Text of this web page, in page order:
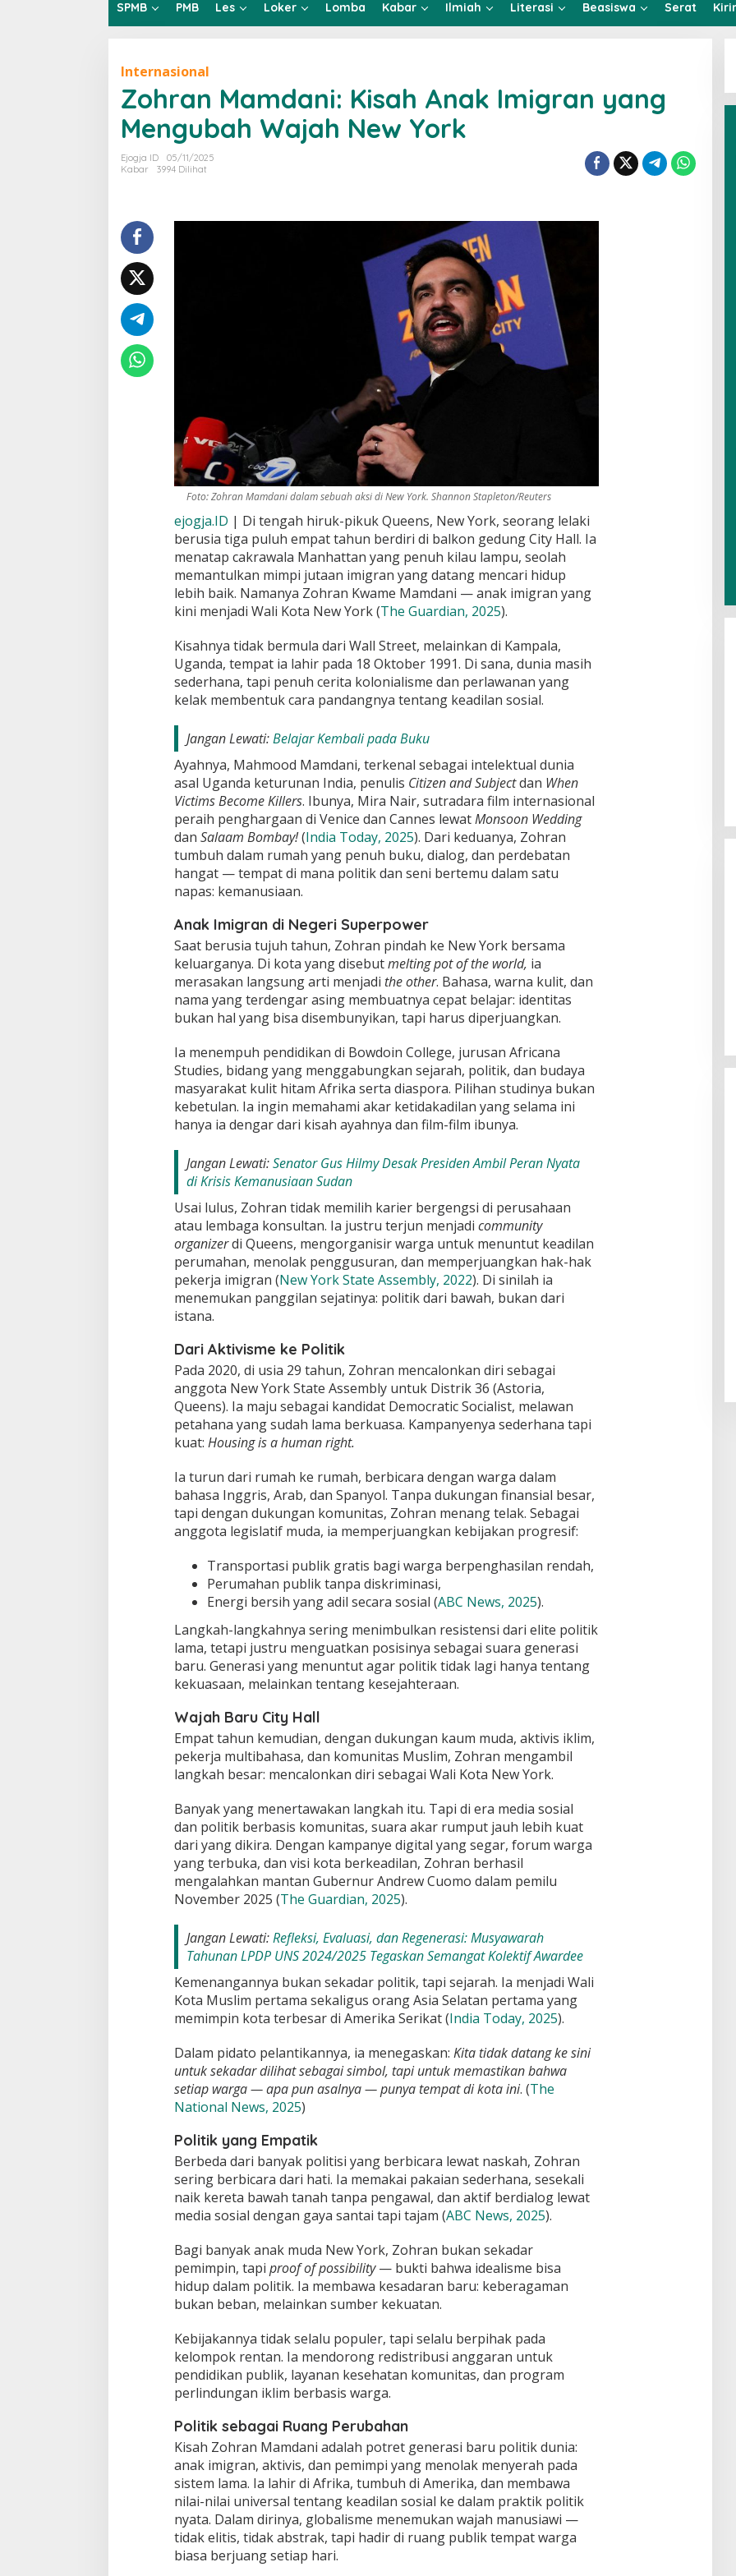
SPMB PMB Les Loker Lomba Kabar Ilmiah Literasi Beasiswa Serat
Internasional
Zohran Mamdani: Kisah Anak Imigran yang
Mengubah Wajah New York
Ejogja ID
05/11/2025
Kabar
3994 Dilihat
Foto: Zohran Mamdani dalam sebuah aksi di New York. Shannon Stapleton/Reuters
ejogja.ID | Di tengah hiruk-pikuk Queens, New York, seorang lelaki
berusia tiga puluh empat tahun berdiri di balkon gedung City Hall. Ia
menatap cakrawala Manhattan yang penuh kilau lampu, seolah
memantulkan mimpi jutaan imigran yang datang mencari hidup
lebih baik. Namanya Zohran Kwame Mamdani — anak imigran yang
kini menjadi Wali Kota New York (The Guardian, 2025).
Kisahnya tidak bermula dari Wall Street, melainkan di Kampala,
Uganda, tempat ia lahir pada 18 Oktober 1991. Di sana, dunia masih
sederhana, tapi penuh cerita kolonialisme dan perlawanan yang
kelak membentuk cara pandangnya tentang keadilan sosial.
Jangan Lewati:Belajar Kembali pada Buku
Ayahnya, Mahmood Mamdani, terkenal sebagai intelektual dunia
asal Uganda keturunan India, penulis Citizen and Subjectdan When
Victims Become Killers. Ibunya, Mira Nair, sutradara film internasional
peraih penghargaan di Venice dan Cannes lewatMonsoon Wedding
dan Salaam Bombay!(India Today, 2025). Dari keduanya, Zohran
tumbuh dalam rumah yang penuh buku, dialog, dan perdebatan
hangat — tempat di mana politik dan seni bertemu dalam satu
napas: kemanusiaan.
Anak Imigran di Negeri Superpower
Saat berusia tujuh tahun, Zohran pindah ke New York bersama
keluarganya. Di kota yang disebutmelting pot of the world, ia
merasakan langsung arti menjadi the other. Bahasa, warna kulit, dan
nama yang terdengar asing membuatnya cepat belajar: identitas
bukan hal yang bisa disembunyikan, tapi harus diperjuangkan.
Ia menempuh pendidikan di Bowdoin College, jurusan Africana
Studies, bidang yang menggabungkan sejarah, politik, dan budaya
masyarakat kulit hitam Afrika serta diaspora. Pilihan studinya bukan
kebetulan. Ia ingin memahami akar ketidakadilan yang selama ini
hanya ia dengar dari kisah ayahnya dan film-film ibunya.
Jangan Lewati:Senator Gus Hilmy Desak Presiden Ambil Peran Nyata
di Krisis Kemanusiaan Sudan
Usai lulus, Zohran tidak memilih karier bergengsi di perusahaan
atau lembaga konsultan. Ia justru terjun menjadi community
organizerdi Queens, mengorganisir warga untuk menuntut keadilan
perumahan, menolak penggusuran, dan memperjuangkan hak-hak
pekerja imigran (New York State Assembly, 2022). Di sinilah ia
menemukan panggilan sejatinya: politik dari bawah, bukan dari
istana.
Dari Aktivisme ke Politik
Pada 2020, di usia 29 tahun, Zohran mencalonkan diri sebagai
anggota New York State Assembly untuk Distrik 36 (Astoria,
Queens). Ia maju sebagai kandidat Democratic Socialist, melawan
petahana yang sudah lama berkuasa. Kampanyenya sederhana tapi
kuat: Housing is a human right.
Ia turun dari rumah ke rumah, berbicara dengan warga dalam
bahasa Inggris, Arab, dan Spanyol. Tanpa dukungan finansial besar,
tapi dengan dukungan komunitas, Zohran menang telak. Sebagai
anggota legislatif muda, ia memperjuangkan kebijakan progresif:
Transportasi publik gratis bagi warga berpenghasilan rendah,
Perumahan publik tanpa diskriminasi,
Energi bersih yang adil secara sosial (ABC News, 2025).
Langkah-langkahnya sering menimbulkan resistensi dari elite politik
lama, tetapi justru menguatkan posisinya sebagai suara generasi
baru. Generasi yang menuntut agar politik tidak lagi hanya tentang
kekuasaan, melainkan tentang kesejahteraan.
Wajah Baru City Hall
Empat tahun kemudian, dengan dukungan kaum muda, aktivis iklim,
pekerja multibahasa, dan komunitas Muslim, Zohran mengambil
langkah besar: mencalonkan diri sebagai Wali Kota New York.
Banyak yang menertawakan langkah itu. Tapi di era media sosial
dan politik berbasis komunitas, suara akar rumput jauh lebih kuat
dari yang dikira. Dengan kampanye digital yang segar, forum warga
yang terbuka, dan visi kota berkeadilan, Zohran berhasil
mengalahkan mantan Gubernur Andrew Cuomo dalam pemilu
November 2025 (The Guardian, 2025).
Jangan Lewati:Refleksi, Evaluasi, dan Regenerasi: Musyawarah
Tahunan LPDP UNS 2024/2025 Tegaskan Semangat Kolektif Awardee
Kemenangannya bukan sekadar politik, tapi sejarah. Ia menjadi Wali
Kota Muslim pertama sekaligus orang Asia Selatan pertama yang
memimpin kota terbesar di Amerika Serikat (India Today, 2025).
Dalam pidato pelantikannya, ia menegaskan: Kita tidak datang ke sini
untuk sekadar dilihat sebagai simbol, tapi untuk memastikan bahwa
setiap warga — apa pun asalnya — punya tempat di kota ini. (The
National News, 2025)
Politik yang Empatik
Berbeda dari banyak politisi yang berbicara lewat naskah, Zohran
sering berbicara dari hati. Ia memakai pakaian sederhana, sesekali
naik kereta bawah tanah tanpa pengawal, dan aktif berdialog lewat
media sosial dengan gaya santai tapi tajam (ABC News, 2025).
Bagi banyak anak muda New York, Zohran bukan sekadar
pemimpin, tapi proof of possibility— bukti bahwa idealisme bisa
hidup dalam politik. Ia membawa kesadaran baru: keberagaman
bukan beban, melainkan sumber kekuatan.
Kebijakannya tidak selalu populer, tapi selalu berpihak pada
kelompok rentan. Ia mendorong redistribusi anggaran untuk
pendidikan publik, layanan kesehatan komunitas, dan program
perlindungan iklim berbasis warga.
Politik sebagai Ruang Perubahan
Kisah Zohran Mamdani adalah potret generasi baru politik dunia:
anak imigran, aktivis, dan pemimpi yang menolak menyerah pada
sistem lama. Ia lahir di Afrika, tumbuh di Amerika, dan membawa
nilai-nilai universal tentang keadilan sosial ke dalam praktik politik
nyata. Dalam dirinya, globalisme menemukan wajah manusiawi —
tidak elitis, tidak abstrak, tapi hadir di ruang publik tempat warga
biasa berjuang setiap hari.
Di Literasi, Opini
Substansi Kefakiran